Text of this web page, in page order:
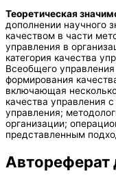
Теоретическая
дополнении научного
качеством в части
управления в
категория качества
Всеобщего
формирования
включающая
качества управления
управления;
организации;
представленным
Автореферат